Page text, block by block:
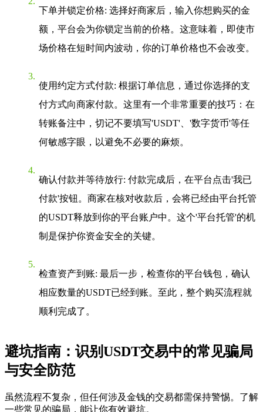
下单并锁定价格: 选择好商家后，输入你想购买的金
额，平台会为你锁定当前的价格。这意味着，即使市
场价格在短时间内波动，你的订单价格也不会改变。
使用约定方式付款: 根据订单信息，通过你选择的支
付方式向商家付款。这里有一个非常重要的技巧：在
转账备注中，切记不要填写'USDT'、'数字货币'等任
何敏感字眼，以避免不必要的麻烦。
确认付款并等待放行: 付款完成后，在平台点击'我已
付款'按钮。商家在核对收款后，会将已经由平台托管
的USDT释放到你的平台账户中。这个'平台托管'的机
制是保护你资金安全的关键。
检查资产到账: 最后一步，检查你的平台钱包，确认
相应数量的USDT已经到账。至此，整个购买流程就
顺利完成了。
避坑指南：识别USDT交易中的常见骗局
与安全防范
虽然流程不复杂，但任何涉及金钱的交易都需保持警惕。了解
一些常见的骗局，能让你有效避坑。